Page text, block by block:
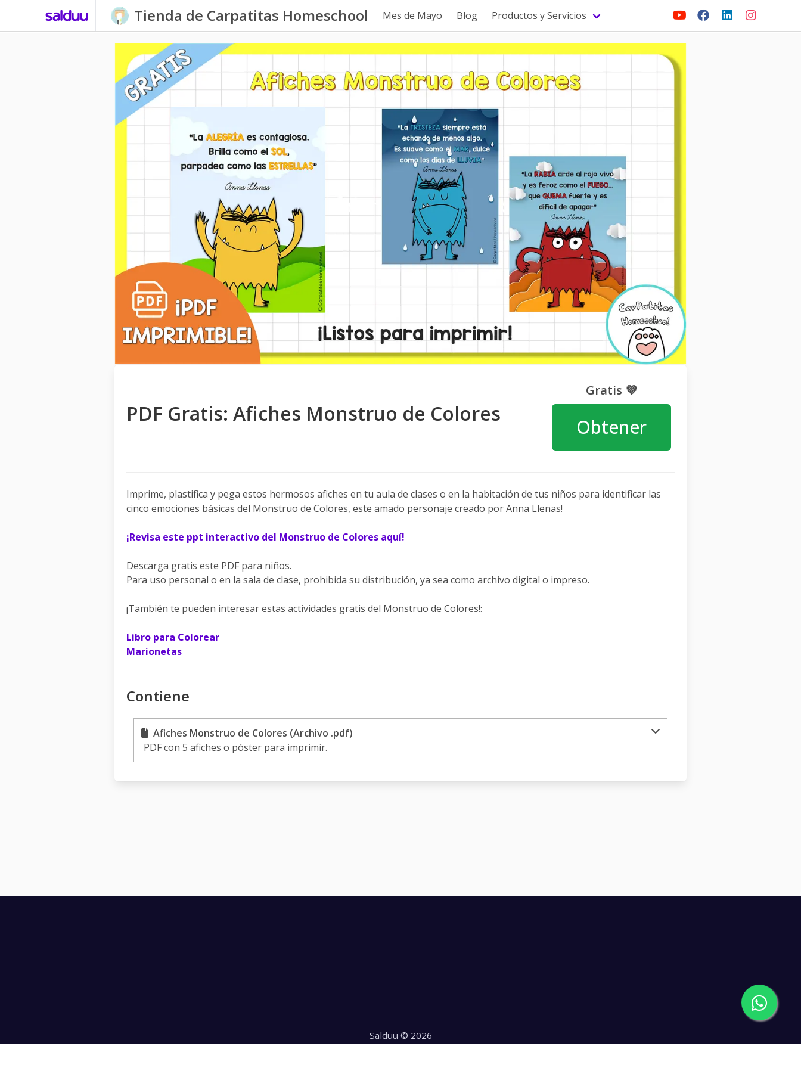
Tienda de Carpatitas Homeschool Mes de Mayo Blog Productos y Servicios
PDF Gratis: Afiches Monstruo de Colores
Gratis 💜
Obtener
Imprime, plastifica y pega estos hermosos afiches en tu aula de clases o en la habitación de tus niños para identificar las
cinco emociones básicas del Monstruo de Colores, este amado personaje creado por Anna Llenas!
¡Revisa este ppt interactivo del Monstruo de Colores aquí!
Descarga gratis este PDF para niños.
Para uso personal o en la sala de clase, prohibida su distribución, ya sea como archivo digital o impreso.
¡También te pueden interesar estas actividades gratis del Monstruo de Colores!:
Libro para Colorear
Marionetas
Contiene
Afiches Monstruo de Colores (Archivo .pdf)
PDF con 5 afiches o póster para imprimir.
Salduu © 2026